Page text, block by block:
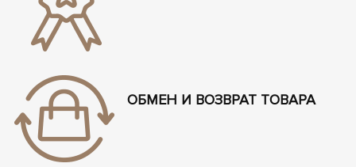
ОБМЕН И ВОЗВРАТ ТОВАРА